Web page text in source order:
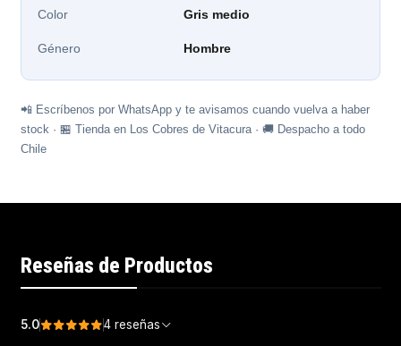
Color Gris medio
Género Hombre
📲 Escríbenos por WhatsApp y te avisamos cuando vuelva a haber
stock · 🏪 Tienda en Los Cobres de Vitacura · 🚚 Despacho a todo
Chile
Reseñas de Productos
5.0 4 reseñas